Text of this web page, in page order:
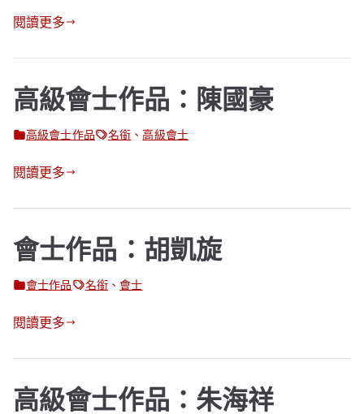
閱讀更多
高級會士作品：陳國豪
高級會士作品 名銜 、高級會士
閱讀更多
會士作品：胡凱旋
會士作品 名銜、會士
閱讀更多
高級會士作品：朱海祥